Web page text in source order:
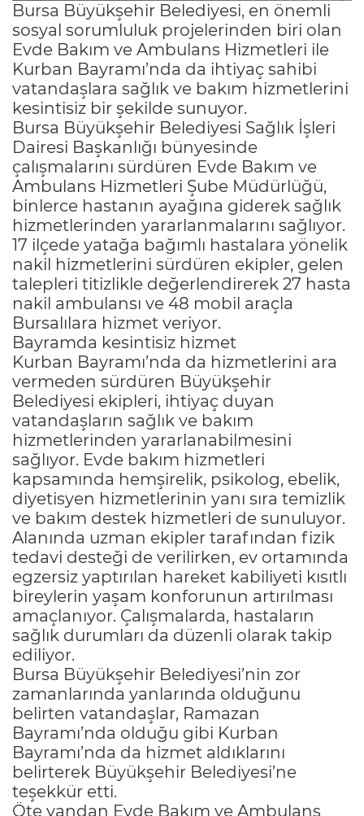
Bursa Büyükşehir Belediyesi, en önemli
sosyal sorumluluk projelerinden biri olan
Evde Bakım ve Ambulans Hizmetleri ile
Kurban Bayramı’nda da ihtiyaç sahibi
vatandaşlara sağlık ve bakım hizmetlerini
kesintisiz bir şekilde sunuyor.
Bursa Büyükşehir Belediyesi Sağlık İşleri
Dairesi Başkanlığı bünyesinde
çalışmalarını sürdüren Evde Bakım ve
Ambulans Hizmetleri Şube Müdürlüğü,
binlerce hastanın ayağına giderek sağlık
hizmetlerinden yararlanmalarını sağlıyor.
17 ilçede yatağa bağımlı hastalara yönelik
nakil hizmetlerini sürdüren ekipler, gelen
talepleri titizlikle değerlendirerek 27 hasta
nakil ambulansı ve 48 mobil araçla
Bursalılara hizmet veriyor.
Bayramda kesintisiz hizmet
Kurban Bayramı’nda da hizmetlerini ara
vermeden sürdüren Büyükşehir
Belediyesi ekipleri, ihtiyaç duyan
vatandaşların sağlık ve bakım
hizmetlerinden yararlanabilmesini
sağlıyor. Evde bakım hizmetleri
kapsamında hemşirelik, psikolog, ebelik,
diyetisyen hizmetlerinin yanı sıra temizlik
ve bakım destek hizmetleri de sunuluyor.
Alanında uzman ekipler tarafından fizik
tedavi desteği de verilirken, ev ortamında
egzersiz yaptırılan hareket kabiliyeti kısıtlı
bireylerin yaşam konforunun artırılması
amaçlanıyor. Çalışmalarda, hastaların
sağlık durumları da düzenli olarak takip
ediliyor.
Bursa Büyükşehir Belediyesi’nin zor
zamanlarında yanlarında olduğunu
belirten vatandaşlar, Ramazan
Bayramı’nda olduğu gibi Kurban
Bayramı’nda da hizmet aldıklarını
belirterek Büyükşehir Belediyesi’ne
teşekkür etti.
Öte yandan Evde Bakım ve Ambulans